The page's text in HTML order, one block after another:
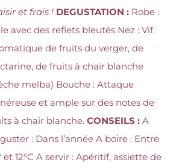
et frais ! DEGUSTATION :Robe :
avec des reflets bleutés Nez : Vif.
de fruits du verger, de
de fruits à chair blanche
melba) Bouche : Attaque
et ample sur des notes de
à chair blanche. CONSEILS :A
: Dans l’année A boire : Entre
et 12°C A servir : Apéritif, assiette de